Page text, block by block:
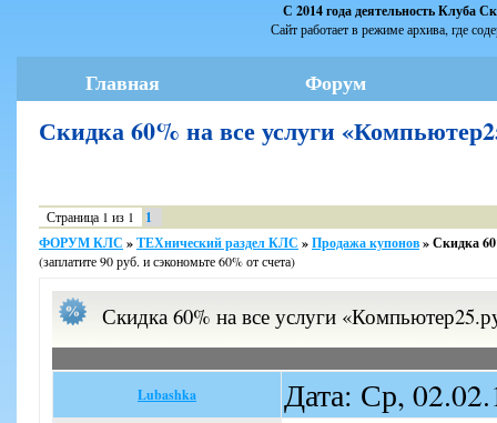
С 2014 года деятельность Клуба
Сайт работает в режиме архива, где
Главная Форум
Скидка 60% на все услуги
Страница 1 из 1
1
ФОРУМ КЛС »ТЕХнический раздел КЛС »Продажа купонов»Скидка
(заплатите 90 руб. и сэкономьте 60% от счета)
Скидка 60% на все услуги
Lubashka Дата: Ср,